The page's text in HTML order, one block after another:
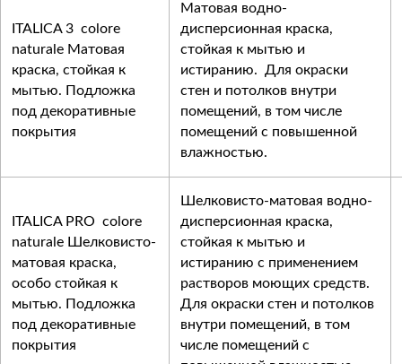
ITALICA 3 colore
naturale Матовая
краска, стойкая к
мытью. Подложка
под декоративные
покрытия
Матовая водно-
дисперсионная краска,
стойкая к мытью и
истиранию. Для окраски
стен и потолков внутри
помещений, в том числе
помещений с повышенной
влажностью.
ITALICA PRO colore
naturale Шелковисто-
матовая краска,
особо стойкая к
мытью. Подложка
под декоративные
покрытия
Шелковисто-матовая водно-
дисперсионная краска,
стойкая к мытью и
истиранию с применением
растворов моющих средств.
Для окраски стен и потолков
внутри помещений, в том
числе помещений с